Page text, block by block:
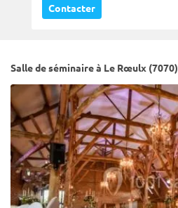
Contacter
Salle de séminaire à Le Rœulx (7070)